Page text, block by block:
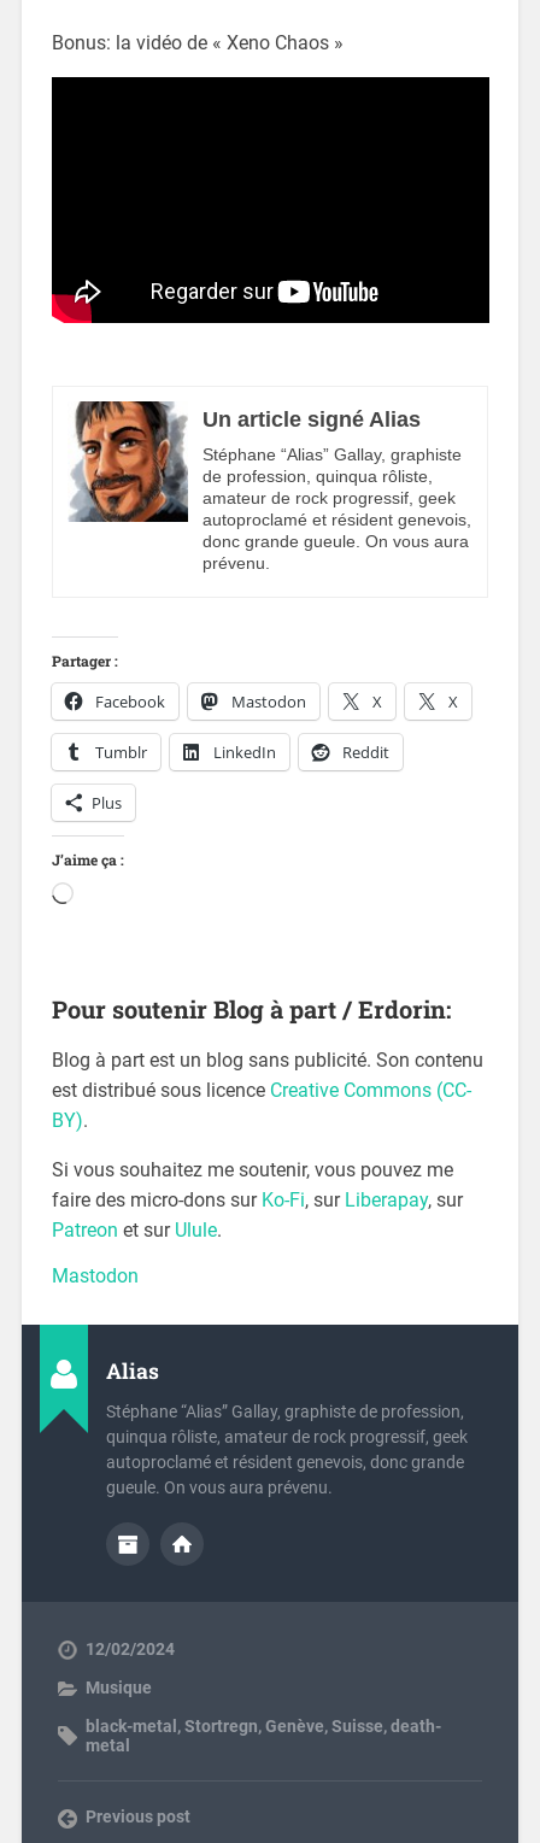
Bonus: la vidéo de « Xeno Chaos »
Un article signé Alias
Stéphane “Alias” Gallay, graphiste
de profession, quinqua rôliste,
amateur de rock progressif, geek
autoproclamé et résident genevois,
donc grande gueule. On vous aura
prévenu.
Partager :
Facebook Mastodon X X
Tumblr LinkedIn Reddit
Plus
J’aime ça :
Pour soutenir Blog à part / Erdorin:
Blog à part est un blog sans publicité. Son contenu
est distribué sous licence Creative Commons (CC-
BY).
Si vous souhaitez me soutenir, vous pouvez me
faire des micro-dons sur Ko-Fi, sur Liberapay, sur
Patreon et sur Ulule.
Mastodon
Alias
Stéphane “Alias” Gallay, graphiste de profession,
quinqua rôliste, amateur de rock progressif, geek
autoproclamé et résident genevois, donc grande
gueule. On vous aura prévenu.
12/02/2024
Musique
black-metal ,Stortregn,Genève,Suisse,death-
metal
Previous post